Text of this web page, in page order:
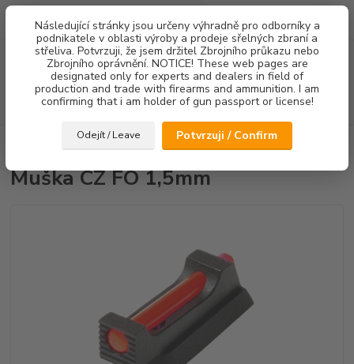
Následující stránky jsou určeny výhradně pro odborníky a
podnikatele v oblasti výroby a prodeje sřelných zbraní a
střeliva. Potvrzuji, že jsem držitel Zbrojního průkazu nebo
Zbrojního oprávnění. NOTICE! These web pages are
designated only for experts and dealers in field of
production and trade with firearms and ammunition. I am
confirming that i am holder of gun passport or license!
Odejít / Leave Potvrzuji / Confirm
Menu
Hledat
za0,00 Kč
Muška CZ FO 1,5mm
Muška CZ FO 1,5mm